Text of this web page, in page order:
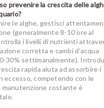
prevenire la crescita delle
le alghe, gestisci
(generalmente 8-10 ore al
i livelli di nutrienti
corretta e cambi d’acqua
30% settimanalmente).
rapida aiuta ad assorbire i
eccesso, competendo con le
manutenzione costante è